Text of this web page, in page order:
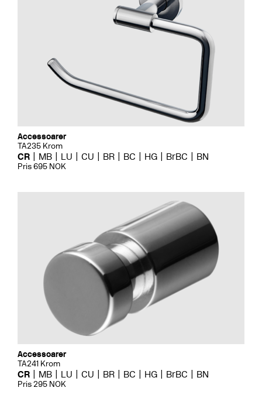
Accessoarer
TA235 Krom
CR MB LU CU BR BC HG BrBC BN
Pris 695 NOK
Accessoarer
TA241 Krom
CR MB LU CU BR BC HG BrBC BN
Pris 295 NOK